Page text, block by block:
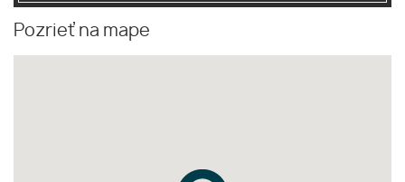
Pozrieť na mape